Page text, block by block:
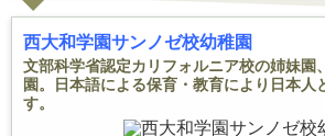
西大和学園サンノゼ校幼稚園
文部科学省認定カリフォルニア校の姉妹園
園。日本語による保育・教育により日本人
す。